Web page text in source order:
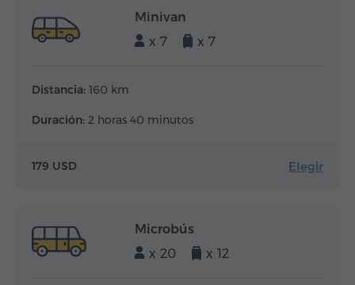
Minivan
x 7
x 7
Distancia: 160 km
Duración: 2 horas 40 minutos
179 USD Elegir
Microbús
x 20
x 12